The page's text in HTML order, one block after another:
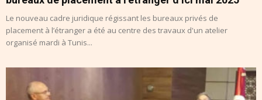
Le nouveau cadre juridique régissant les bureaux privés de
placement à l’étranger a été au centre des travaux d'un atelier
organisé mardi à Tunis...